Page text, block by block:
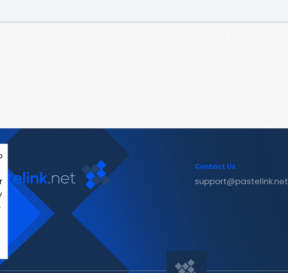
Contact Us
support@pastelink.net